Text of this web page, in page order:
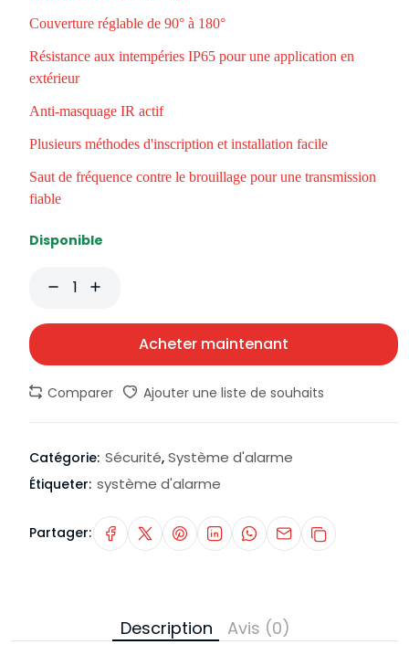
Couverture réglable de 90° à 180°
Résistance aux intempéries IP65 pour une application en
extérieur
Anti-masquage IR actif
Plusieurs méthodes d'inscription et installation facile
Saut de fréquence contre le brouillage pour une transmission
fiable
Disponible
Acheter maintenant
Comparer Ajouter une liste de souhaits
Catégorie: Sécurité, Système d'alarme
Étiqueter: système d'alarme
Partager:
Description Avis (0)